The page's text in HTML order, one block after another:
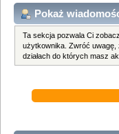
Pokaż
Ta sekcja pozwala Ci
użytkownika. Zwróć uwagę,
działach do których masz